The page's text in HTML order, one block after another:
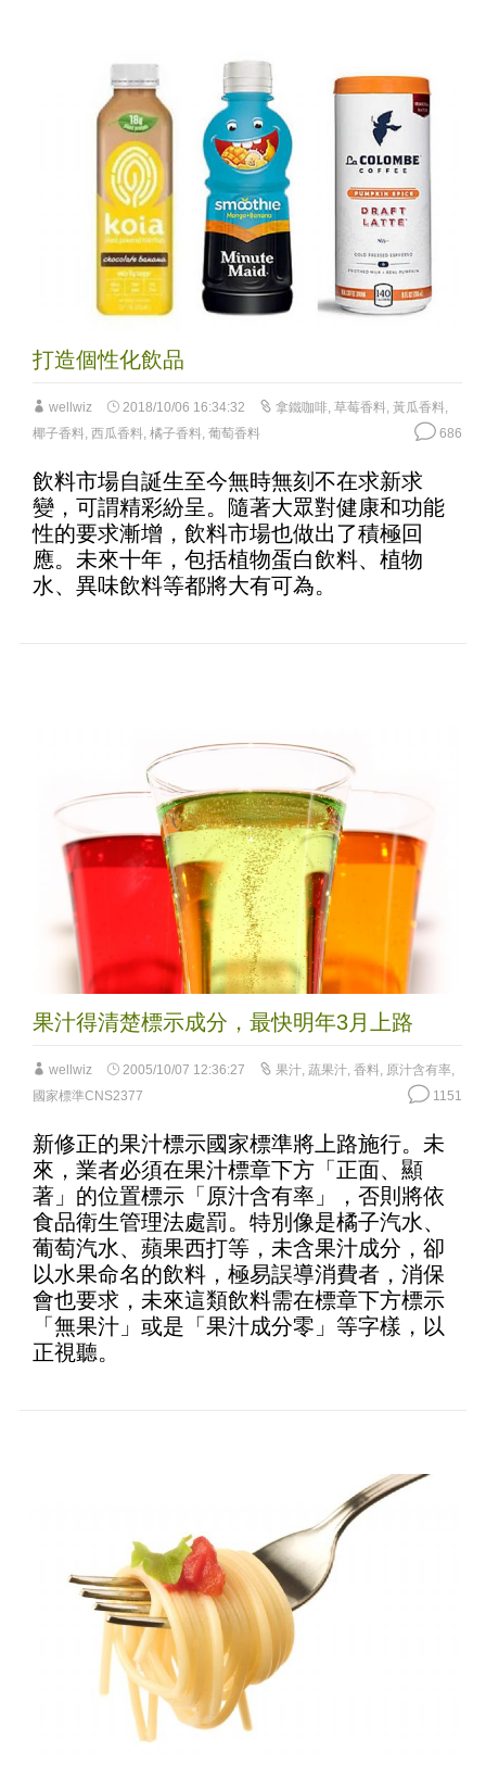
打造個性化飲品
wellwiz 2018/10/06 16:34:32 拿鐵咖啡 草莓香料 黃瓜香料
椰子香料 西瓜香料 橘子香料 葡萄香料 686
飲料市場自誕生至今無時無刻不在求新求
變，可謂精彩紛呈。隨著大眾對健康和功能
性的要求漸增，飲料市場也做出了積極回
應。未來十年，包括植物蛋白飲料、植物
水、異味飲料等都將大有可為。
果汁得清楚標示成分，最快明年3月上路
wellwiz 2005/10/07 12:36:27 果汁, 蔬果汁, 香料 原汁含有率,
國家標準CNS2377
1151
新修正的果汁標示國家標準將上路施行。未
來，業者必須在果汁標章下方「正面、顯
著」的位置標示「原汁含有率」，否則將依
食品衛生管理法處罰。特別像是橘子汽水、
葡萄汽水、蘋果西打等，未含果汁成分，卻
以水果命名的飲料，極易誤導消費者，消保
會也要求，未來這類飲料需在標章下方標示
「無果汁」或是「果汁成分零」等字樣，以
正視聽。